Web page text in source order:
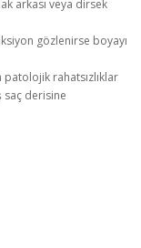
arkası veya dirsek
gözlenirse boyayı
rahatsızlıklar
saç derisine